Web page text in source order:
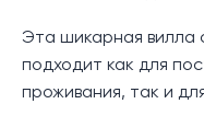
Эта шикарная вилла
подходит как для
проживания, так и